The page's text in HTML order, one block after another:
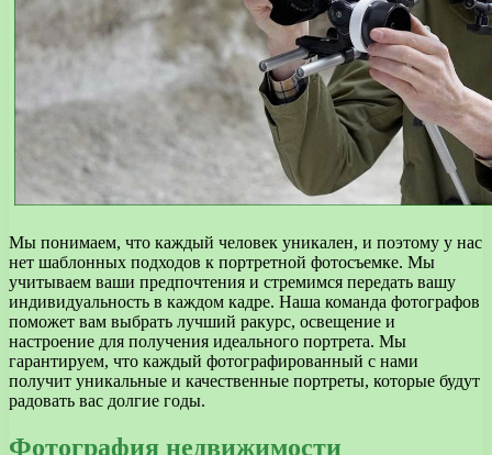
Мы понимаем, что каждый человек уникален, и поэтому у нас
нет шаблонных подходов к портретной фотосъемке. Мы
учитываем ваши предпочтения и стремимся передать вашу
индивидуальность в каждом кадре. Наша команда фотографов
поможет вам выбрать лучший ракурс, освещение и
настроение для получения идеального портрета. Мы
гарантируем, что каждый фотографированный с нами
получит уникальные и качественные портреты, которые будут
радовать вас долгие годы.
Фотография недвижимости